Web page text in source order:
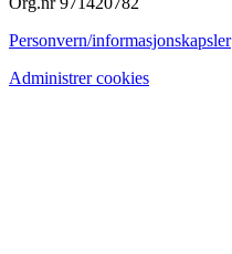
Personvern/informasjonskapsler
Administrer cookies